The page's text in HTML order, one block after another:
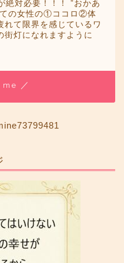
絶対必要！！！ ”おかあ
ての女性の①ココロ②体
て限界を感じているワ
街灯になれますように
／